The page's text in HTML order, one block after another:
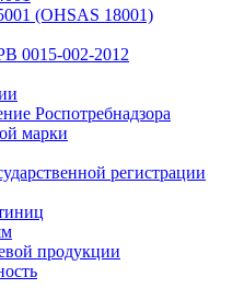
(OHSAS 18001)
0015-002-2012
Роспотребнадзора
марки
регистрации
продукции